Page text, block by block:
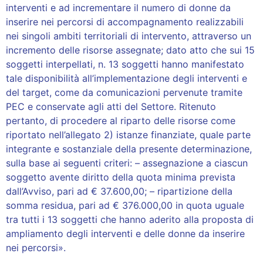
interventi e ad incrementare il numero di donne da
inserire nei percorsi di accompagnamento realizzabili
nei singoli ambiti territoriali di intervento, attraverso un
incremento delle risorse assegnate; dato atto che sui 15
soggetti interpellati, n. 13 soggetti hanno manifestato
tale disponibilità all’implementazione degli interventi e
del target, come da comunicazioni pervenute tramite
PEC e conservate agli atti del Settore. Ritenuto
pertanto, di procedere al riparto delle risorse come
riportato nell’allegato 2) istanze finanziate, quale parte
integrante e sostanziale della presente determinazione,
sulla base ai seguenti criteri: – assegnazione a ciascun
soggetto avente diritto della quota minima prevista
dall’Avviso, pari ad € 37.600,00; – ripartizione della
somma residua, pari ad € 376.000,00 in quota uguale
tra tutti i 13 soggetti che hanno aderito alla proposta di
ampliamento degli interventi e delle donne da inserire
nei percorsi».